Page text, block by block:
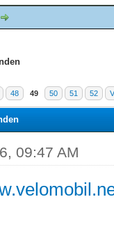
48 49 50 51 52
09:47 AM